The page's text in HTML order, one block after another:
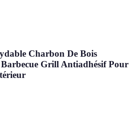
Charbon De Bois
Grill Antiadhésif Pour